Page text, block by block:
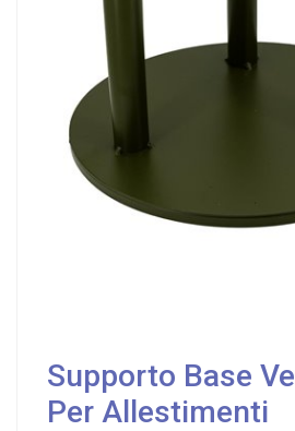
Supporto Base
Per Allestimenti